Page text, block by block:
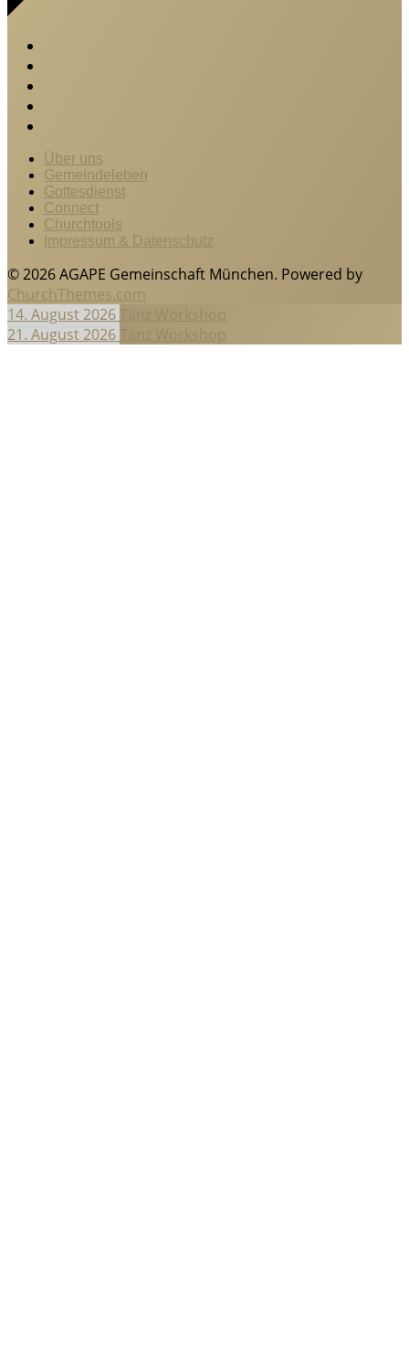
Über uns
Gemeindeleben
Gottesdienst
Connect
Churchtools
Impressum & Datenschutz
© 2026 AGAPE Gemeinschaft München. Powered by
ChurchThemes.com
14. August 2026
21. August 2026